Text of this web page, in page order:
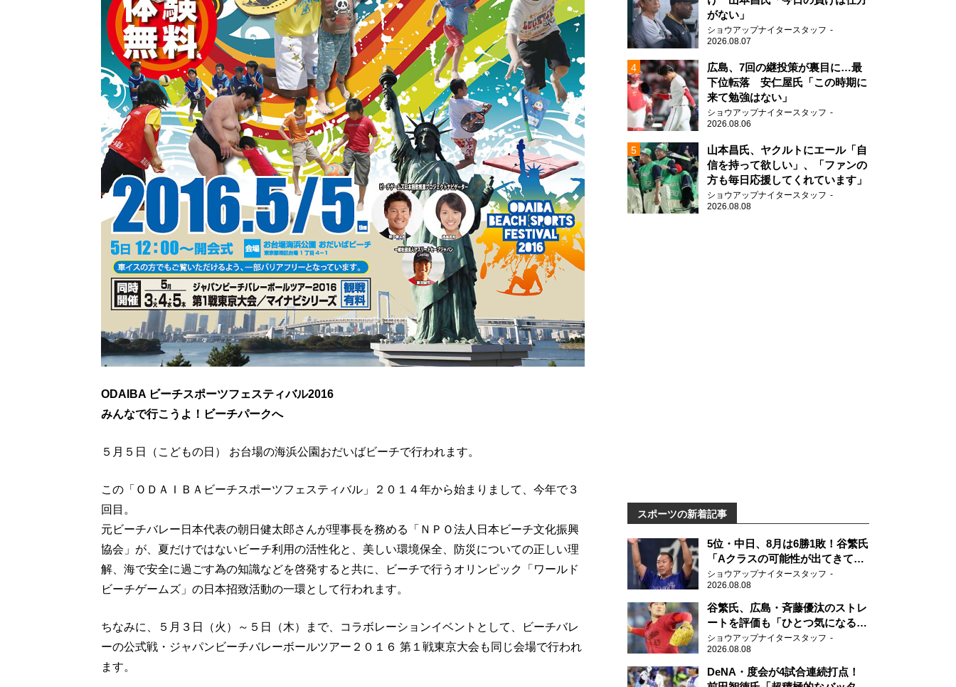
ODAIBA ビーチスポーツフェスティバル2016
みんなで行こうよ！ビーチパークへ
５月５日（こどもの日） お台場の海浜公園おだいばビーチで行われます。
この「ＯＤＡＩＢＡビーチスポーツフェスティバル」２０１４年から始まりまして、今年で３
回目。
元ビーチバレー日本代表の朝日健太郎さんが理事長を務める「ＮＰＯ法人日本ビーチ文化振興
協会」が、夏だけではないビーチ利用の活性化と、美しい環境保全、防災についての正しい理
解、海で安全に過ごす為の知識などを啓発すると共に、ビーチで行うオリンピック「ワールド
ビーチゲームズ」の日本招致活動の一環として行われます。
ちなみに、５月３日（火）～５日（木）まで、コラボレーションイベントとして、ビーチバレ
ーの公式戦・ジャパンビーチバレーボールツアー２０１６ 第１戦東京大会も同じ会場で行われ
ます。
がない」
ショウアップナイタースタッフ
2026.08.07
広島、7回の継投策が裏目に…最
下位転落 安仁屋氏「この時期に
来て勉強はない」
ショウアップナイタースタッフ
2026.08.06
山本昌氏、ヤクルトにエール「自
信を持って欲しい」、「ファンの
方も毎日応援してくれています」
ショウアップナイタースタッフ
2026.08.08
スポーツの新着記事
5位・中日、8月は6勝1敗！谷繁氏
「Aクラスの可能性が出てきてい
ますね」
ショウアップナイタースタッフ
2026.08.08
谷繁氏、広島・斉藤優汰のストレ
ートを評価も「ひとつ気になるこ
とが…」
ショウアップナイタースタッフ
2026.08.08
DeNA・度会が4試合連続打点！